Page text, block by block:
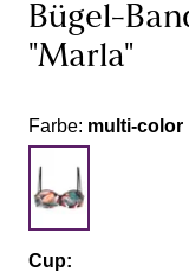
Bügel-
"Marla"
Farbe: multi-color
Cup: